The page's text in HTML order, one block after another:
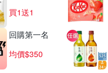
買1送1
回購第一名
均價$350